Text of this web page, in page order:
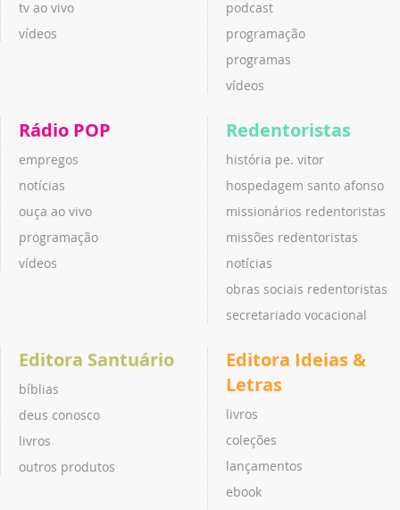
tv ao vivo
vídeos
podcast
programação
programas
vídeos
Rádio POP
empregos
notícias
ouça ao vivo
programação
vídeos
Redentoristas
história pe. vitor
hospedagem santo afonso
missionários redentoristas
missões redentoristas
notícias
obras sociais redentoristas
secretariado vocacional
Editora Santuário
bíblias
deus conosco
livros
outros produtos
Editora Ideias &
Letras
livros
coleções
lançamentos
ebook